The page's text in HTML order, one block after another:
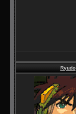
Ryudo